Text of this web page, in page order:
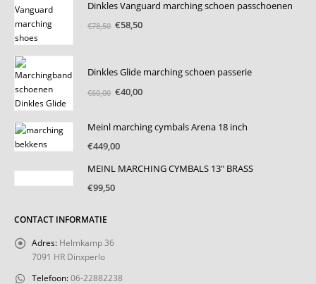
Dinkles Vanguard marching schoen passchoenen
€78,50 Oorspronkelijke
€58,50Huidige
Dinkles Glide marching schoen passerie
€60,00 Oorspronkelijke
€60,00.
€40,00Huidige
€40,00.
Meinl marching cymbals Arena 18 inch
€449,00
MEINL MARCHING CYMBALS 13" BRASS
€99,50
CONTACT INFORMATIE
Adres: Helmkamp 36
7091 HR Dinxperlo
Telefoon:06-22882238